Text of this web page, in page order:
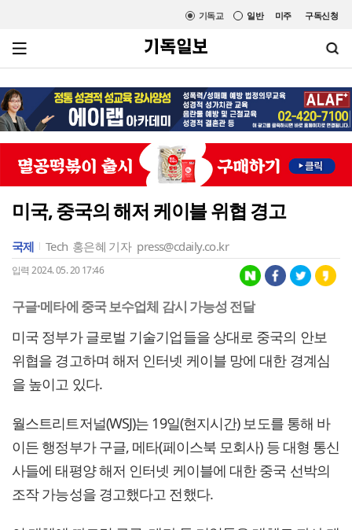
미주 구독신청
일반
기독교
미국, 중국의 해저 케이블 위협 경고
국제 Tech 홍은혜 기자 press@cdaily.co.kr
입력 2024. 05. 20 17:46
구글·메타에 중국 보수업체 감시 가능성 전달
미국 정부가 글로벌 기술기업들을 상대로 중국의 안보
위협을 경고하며 해저 인터넷 케이블 망에 대한 경계심
을 높이고 있다.
월스트리트저널(WSJ)는 19일(현지시간) 보도를 통해 바
이든 행정부가 구글, 메타(페이스북 모회사) 등 대형 통신
사들에 태평양 해저 인터넷 케이블에 대한 중국 선박의
조작 가능성을 경고했다고 전했다.